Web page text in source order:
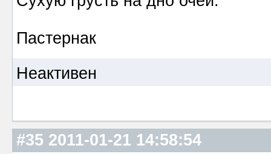
Пастернак
Неактивен
#35 2011-01-21 14:58:54